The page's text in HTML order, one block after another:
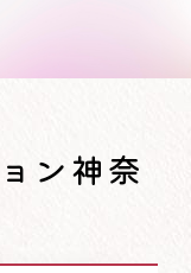
ン神奈